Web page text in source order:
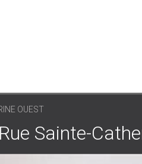
OUEST
Sainte-